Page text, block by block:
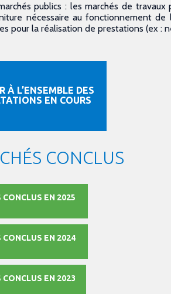
publics : les marchés de
nécessaire au fonctionnement de
pour la réalisation de prestations (ex :
À L’ENSEMBLE DES
EN COURS
CONCLUS
CONCLUS EN 2025
CONCLUS EN 2024
CONCLUS EN 2023